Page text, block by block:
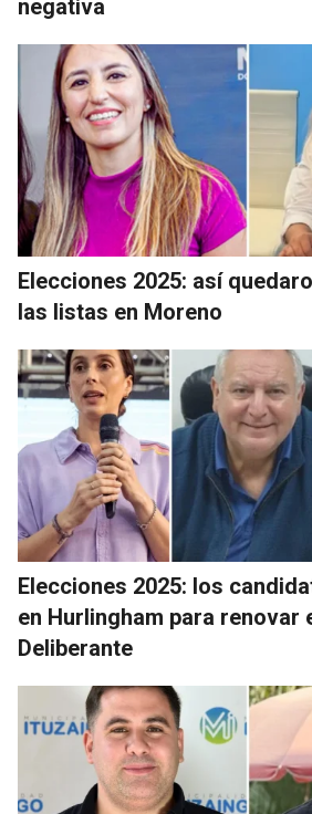
negativa
Elecciones 2025: así
las listas en Moreno
Elecciones 2025: los
en Hurlingham para renovar
Deliberante